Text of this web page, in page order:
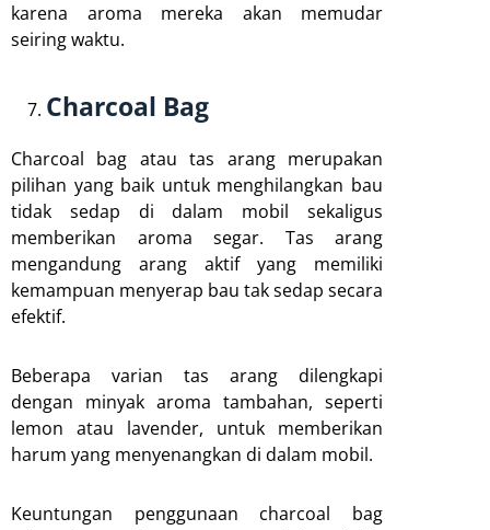
karena aroma mereka akan memudar
seiring waktu.
Charcoal Bag
Charcoal bag atau tas arang merupakan
pilihan yang baik untuk menghilangkan bau
tidak sedap di dalam mobil sekaligus
memberikan aroma segar. Tas arang
mengandung arang aktif yang memiliki
kemampuan menyerap bau tak sedap secara
efektif.
Beberapa varian tas arang dilengkapi
dengan minyak aroma tambahan, seperti
lemon atau lavender, untuk memberikan
harum yang menyenangkan di dalam mobil.
Keuntungan penggunaan charcoal bag